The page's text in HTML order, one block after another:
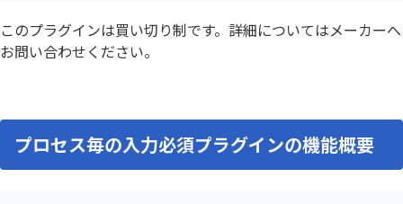
このプラグインは買い切り制です。詳細についてはメーカーへ
お問い合わせください。
プロセス毎の入力必須プラグインの機能概要